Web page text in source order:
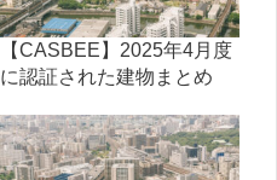
【CASBEE】2025年4月度
に認証された建物まとめ